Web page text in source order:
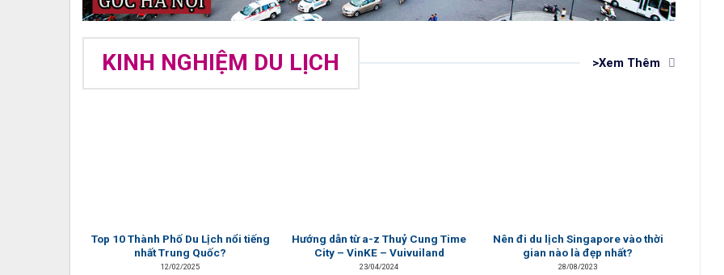
KINH NGHIỆM DU LỊCH >Xem Thêm
Top 10 Thành Phố Du Lịch nổi tiếng
nhất Trung Quốc?
12/02/2025
Hướng dẫn từ a-z Thuỷ Cung Time
City – VinKE – Vuivuiland
23/04/2024
Nên đi du lịch Singapore vào thời
gian nào là đẹp nhất?
28/08/2023